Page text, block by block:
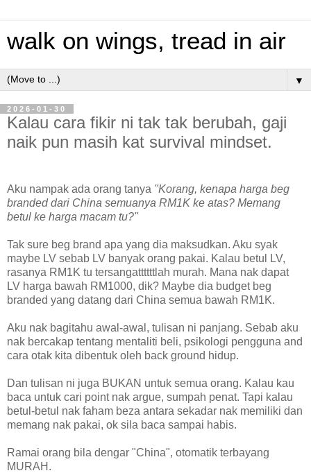
walk on wings, tread in air
▼
2026-01-30
Kalau cara fikir ni tak tak berubah, gaji
naik pun masih kat survival mindset.
Aku nampak ada orang tanya "Korang, kenapa harga beg
branded dari China semuanya RM1K ke atas? Memang
betul ke harga macam tu?"
Tak sure beg brand apa yang dia maksudkan. Aku syak
maybe LV sebab LV banyak orang pakai. Kalau betul LV,
rasanya RM1K tu tersangattttttlah murah. Mana nak dapat
LV harga bawah RM1000, dik? Maybe dia budget beg
branded yang datang dari China semua bawah RM1K.
Aku nak bagitahu awal-awal, tulisan ni panjang. Sebab aku
nak bercakap tentang mentaliti beli, psikologi pengguna and
cara otak kita dibentuk oleh back ground hidup.
Dan tulisan ni juga BUKAN untuk semua orang. Kalau kau
baca untuk cari point nak argue, sumpah penat. Tapi kalau
betul-betul nak faham beza antara sekadar nak memiliki dan
memang nak pakai, ok sila baca sampai habis.
Ramai orang bila dengar "China", otomatik terbayang
MURAH.